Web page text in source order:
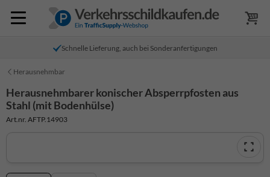
Schnelle Lieferung, auch bei Sonderanfertigungen
Herausnehmbar
Herausnehmbarer konischer Absperrpfosten aus
Stahl (mit Bodenhülse)
Art.nr. AFTP.14903